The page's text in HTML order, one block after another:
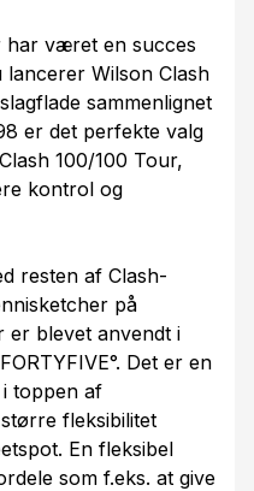
har været en succes
Wilson Clash
sammenlignet
er det perfekte valg
100/100 Tour,
kontrol og
resten af Clash-
på
er blevet anvendt i
Det er en
toppen af
fleksibilitet
En fleksibel
som f.eks. at give